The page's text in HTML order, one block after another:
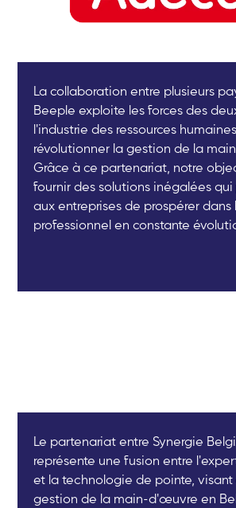
La collaboration entre plusieurs
Beeple exploite les forces des
l'industrie des ressources
révolutionner la gestion de la
Grâce à ce partenariat, notre
fournir des solutions inégalées
aux entreprises de prospérer
professionnel en constante
Le partenariat entre Synergie
représente une fusion entre
et la technologie de pointe,
gestion de la main-d'œuvre en